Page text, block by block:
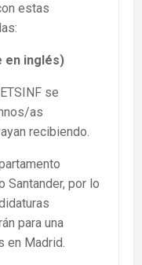
estas
en inglés)
se
as
recibiendo.
Santander, por lo
para una
en Madrid.